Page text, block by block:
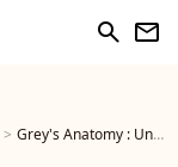
search newsletter
Grey's Anatomy : Une star de la série maman pour la première fois, elle présente son bébé